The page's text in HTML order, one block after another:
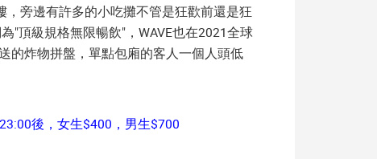
，旁邊有許多的小吃攤不管是狂歡前還是狂
"頂級規格無限暢飲"，WAVE也在2021全球
的炸物拼盤，單點包廂的客人一個人頭低
後，女生$400，男生$700